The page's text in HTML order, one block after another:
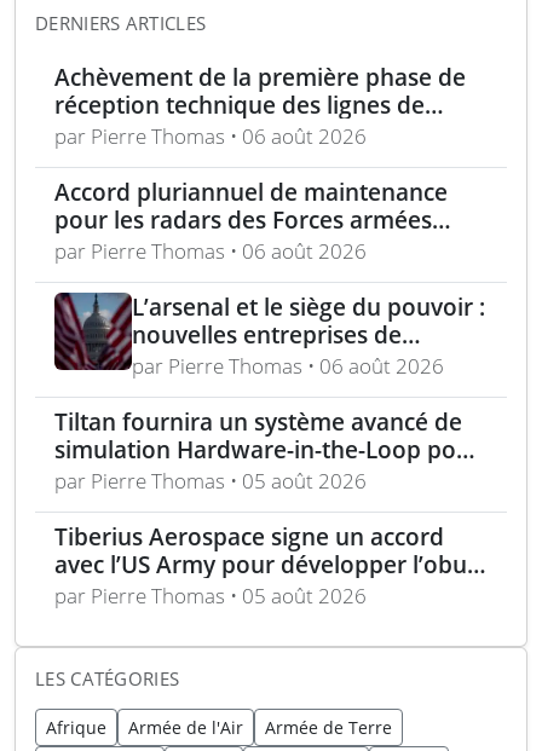
DERNIERS ARTICLES
Achèvement de la première phase de
réception technique des lignes de
production d’armement gros calibre
par Pierre Thomas • 06 août 2026
Accord pluriannuel de maintenance
pour les radars des Forces armées
polonaises
par Pierre Thomas • 06 août 2026
L’arsenal et le siège du pouvoir :
nouvelles entreprises de
défense, capital-risque et
politique industrielle des États
par Pierre Thomas • 06 août 2026
Tiltan fournira un système avancé de
simulation Hardware-in-the-Loop pour
un programme électro-optique IR
unique
par Pierre Thomas • 05 août 2026
Tiberius Aerospace signe un accord
avec l’US Army pour développer l’obus
d’artillerie guidée Sceptre
par Pierre Thomas • 05 août 2026
LES CATÉGORIES
Afrique Armée de l'Air
Armée de Terre